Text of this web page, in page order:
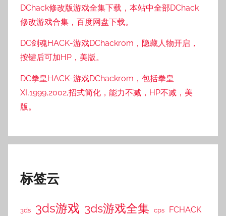
DChack修改版游戏全集下载，本站中全部DChack
修改游戏合集，百度网盘下载。
DC剑魂HACK-游戏DChackrom，隐藏人物开启，
按键后可加HP，美版。
DC拳皇HACK-游戏DChackrom，包括拳皇
XI,1999,2002,招式简化，能力不减，HP不减，美
版。
标签云
3ds 3ds游戏 3ds游戏全集 cps FCHACK